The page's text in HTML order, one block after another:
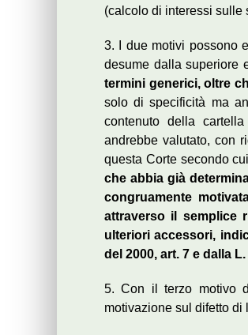
(calcolo di interessi sulle
3. I due motivi possono
desume dalla superiore
termini generici, oltre
solo di specificità ma
contenuto della
andrebbe valutato, con
questa Corte secondo
che abbia già
congruamente
attraverso il semplice
ulteriori accessori,
del 2000, art. 7 e dalla
5. Con il terzo motivo
motivazione sul difetto di